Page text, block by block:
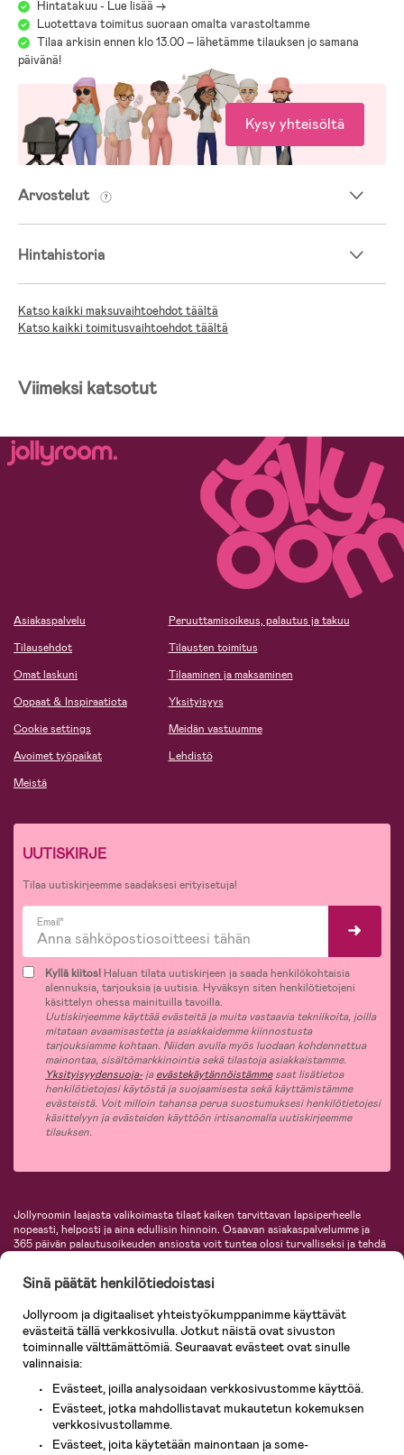
Hintatakuu - Lue lisää ->
Luotettava toimitus suoraan omalta varastoltamme
Tilaa arkisin ennen klo 13.00 – lähetämme tilauksen jo samana
päivänä!
Kysy yhteisöltä
Arvostelut
Hintahistoria
Katso kaikki maksuvaihtoehdot täältä
Katso kaikki toimitusvaihtoehdot täältä
Viimeksi katsotut
Asiakaspalvelu
Tilausehdot
Omat laskuni
Oppaat & Inspiraatiota
Cookie settings
Avoimet työpaikat
Meistä
Peruuttamisoikeus, palautus ja takuu
Tilausten toimitus
Tilaaminen ja maksaminen
Yksityisyys
Meidän vastuumme
Lehdistö
UUTISKIRJE
Tilaa uutiskirjeemme saadaksesi erityisetuja!
Email*
Kyllä kiitos! Haluan tilata uutiskirjeen ja saada henkilökohtaisia
alennuksia, tarjouksia ja uutisia. Hyväksyn siten henkilötietojeni
käsittelyn ohessa mainituilla tavoilla.
Uutiskirjeemme käyttää evästeitä ja muita vastaavia tekniikoita, joilla
mitataan avaamisastetta ja asiakkaidemme kiinnostusta
tarjouksiamme kohtaan. Niiden avulla myös luodaan kohdennettua
mainontaa, sisältömarkkinointia sekä tilastoja asiakkaistamme.
Yksityisyydensuoja-jaevästekäytännöistämmesaat lisätietoa
henkilötietojesi käytöstä ja suojaamisesta sekä käyttämistämme
evästeistä. Voit milloin tahansa perua suostumuksesi henkilötietojesi
käsittelyyn ja evästeiden käyttöön irtisanomalla uutiskirjeemme
tilauksen.
Jollyroomin laajasta valikoimasta tilaat kaiken tarvittavan lapsiperheelle
nopeasti, helposti ja aina edullisin hinnoin. Osaavan asiakaspalvelumme ja
365 päivän palautusoikeuden ansiosta voit tuntea olosi turvalliseksi ja tehdä
lastentarvikkeita sekä paljon muuta. Meiltä löydät lukuisia tunnettuja
KidKraft, Ergobaby, Philips Avent, Neonate, Cybex, LEGO ja monia muita!
Tervetuloa shoppailemaan Pohjoismaiden suurimpaan lastentarvikkeiden
verkkokauppaan!
Sinä päätät henkilötiedoistasi
Jollyroom ja digitaaliset yhteistyökumppanimme käyttävät
evästeitä tällä verkkosivulla. Jotkut näistä ovat sivuston
toiminnalle välttämättömiä. Seuraavat evästeet ovat sinulle
valinnaisia:
Evästeet, joilla analysoidaan verkkosivustomme käyttöä.
Evästeet, jotka mahdollistavat mukautetun kokemuksen
verkkosivustollamme.
Evästeet, joita käytetään mainontaan ja some-